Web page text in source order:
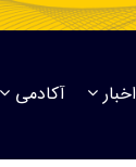
اخبار آکادمی